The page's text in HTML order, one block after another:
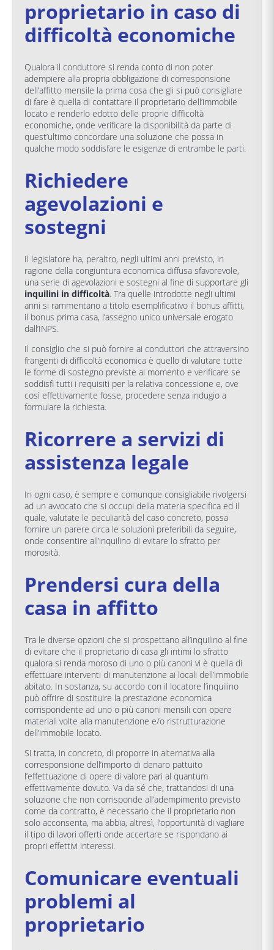
proprietario in caso di
difficoltà economiche
Qualora il conduttore si renda conto di non poter
adempiere alla propria obbligazione di corresponsione
dell’affitto mensile la prima cosa che gli si può consigliare
di fare è quella di contattare il proprietario dell’immobile
locato e renderlo edotto delle proprie difficoltà
economiche, onde verificare la disponibilità da parte di
quest’ultimo concordare una soluzione che possa in
qualche modo soddisfare le esigenze di entrambe le parti.
Richiedere
agevolazioni e
sostegni
Il legislatore ha, peraltro, negli ultimi anni previsto, in
ragione della congiuntura economica diffusa sfavorevole,
una serie di agevolazioni e sostegni al fine di supportare gli
inquilini in difficoltà. Tra quelle introdotte negli ultimi
anni si rammentano a titolo esemplificativo il bonus affitti,
il bonus prima casa, l’assegno unico universale erogato
dall’INPS.
Il consiglio che si può fornire ai conduttori che attraversino
frangenti di difficoltà economica è quello di valutare tutte
le forme di sostegno previste al momento e verificare se
soddisfi tutti i requisiti per la relativa concessione e, ove
così effettivamente fosse, procedere senza indugio a
formulare la richiesta.
Ricorrere a servizi di
assistenza legale
In ogni caso, è sempre e comunque consigliabile rivolgersi
ad un avvocato che si occupi della materia specifica ed il
quale, valutate le peculiarità del caso concreto, possa
fornire un parere circa le soluzioni preferibili da seguire,
onde consentire all’inquilino di evitare lo sfratto per
morosità.
Prendersi cura della
casa in affitto
Tra le diverse opzioni che si prospettano all’inquilino al fine
di evitare che il proprietario di casa gli intimi lo sfratto
qualora si renda moroso di uno o più canoni vi è quella di
effettuare interventi di manutenzione ai locali dell’immobile
abitato. In sostanza, su accordo con il locatore l’inquilino
può offrire di sostituire la prestazione economica
corrispondente ad uno o più canoni mensili con opere
materiali volte alla manutenzione e/o ristrutturazione
dell’immobile locato.
Si tratta, in concreto, di proporre in alternativa alla
corresponsione dell’importo di denaro pattuito
l’effettuazione di opere di valore pari al quantum
effettivamente dovuto. Va da sé che, trattandosi di una
soluzione che non corrisponde all’adempimento previsto
come da contratto, è necessario che il proprietario non
solo acconsenta, ma abbia, altresì, l’opportunità di vagliare
il tipo di lavori offerti onde accertare se rispondano ai
propri effettivi interessi.
Comunicare eventuali
problemi al
proprietario